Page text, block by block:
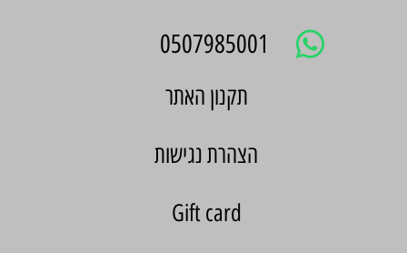
0507985001
הצהרת נגישות
Gift card